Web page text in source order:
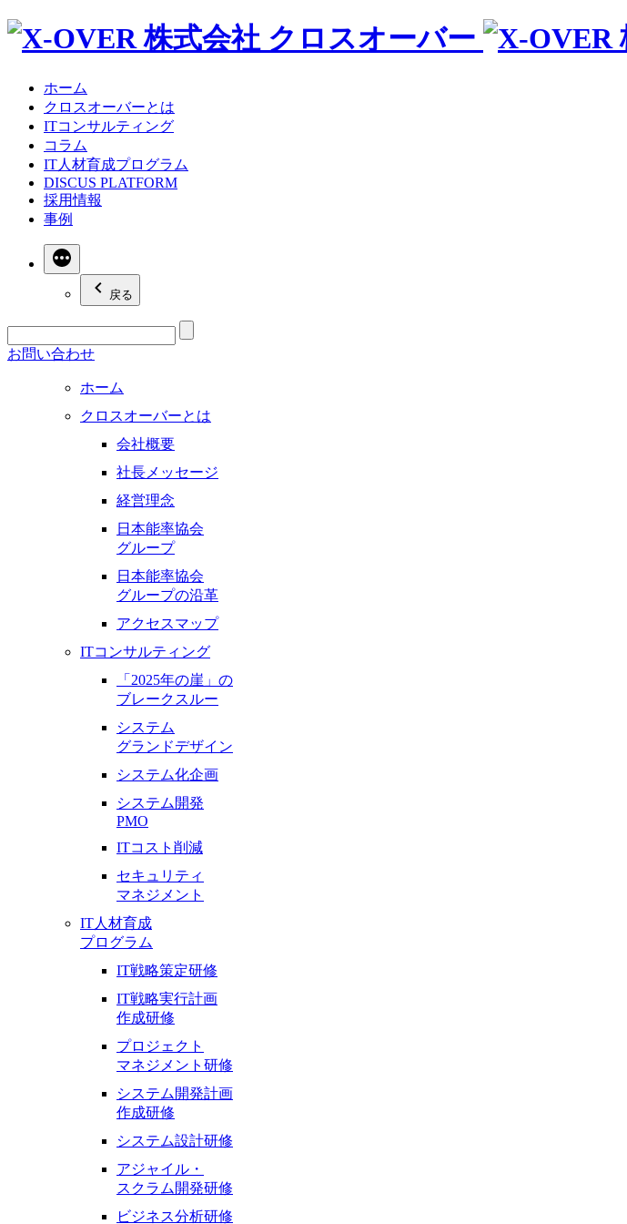
ホーム
クロスオーバーとは
ITコンサルティング
コラム
IT人材育成プログラム
DISCUS PLATFORM
採用情報
事例
続
き
戻る
お問い合わせ
ホーム
クロスオーバーとは
会社概要
社長メッセージ
経営理念
日本能率協会
グループ
日本能率協会
グループの沿革
アクセスマップ
ITコンサルティング
「2025年の崖」の
ブレークスルー
システム
グランドデザイン
システム化企画
システム開発
PMO
ITコスト削減
セキュリティ
マネジメント
IT人材育成
プログラム
IT戦略策定研修
IT戦略実行計画
作成研修
プロジェクト
マネジメント研修
システム開発計画
作成研修
システム設計研修
アジャイル・
スクラム開発研修
ビジネス分析研修